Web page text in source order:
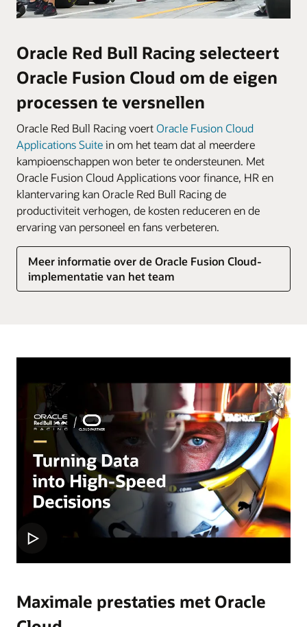
Oracle Red Bull Racing selecteert
Oracle Fusion Cloud om de eigen
processen te versnellen
Oracle Red Bull Racing voertOracle Fusion Cloud
Applications Suitein om het team dat al meerdere
kampioenschappen won beter te ondersteunen. Met
Oracle Fusion Cloud Applications voor finance, HR en
klantervaring kan Oracle Red Bull Racing de
productiviteit verhogen, de kosten reduceren en de
ervaring van personeel en fans verbeteren.
Meer informatie over de Oracle Fusion Cloud-
implementatie van het team
Maximale prestaties met Oracle